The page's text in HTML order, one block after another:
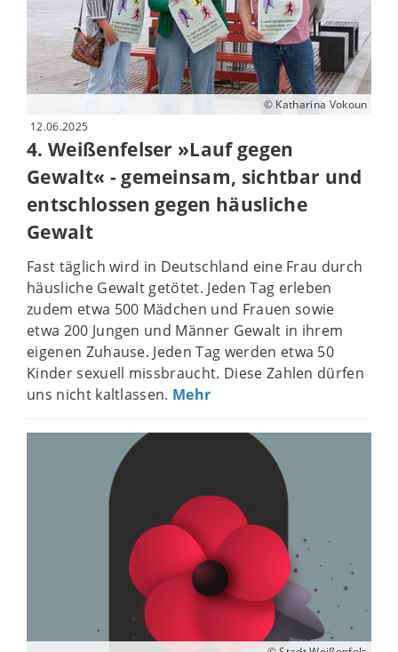
© Katharina Vokoun
12.06.2025
4. Weißenfelser »Lauf gegen
Gewalt« - gemeinsam, sichtbar und
entschlossen gegen häusliche
Gewalt
Fast täglich wird in Deutschland eine Frau durch
häusliche Gewalt getötet. Jeden Tag erleben
zudem etwa 500 Mädchen und Frauen sowie
etwa 200 Jungen und Männer Gewalt in ihrem
eigenen Zuhause. Jeden Tag werden etwa 50
Kinder sexuell missbraucht. Diese Zahlen dürfen
uns nicht kaltlassen. Mehr